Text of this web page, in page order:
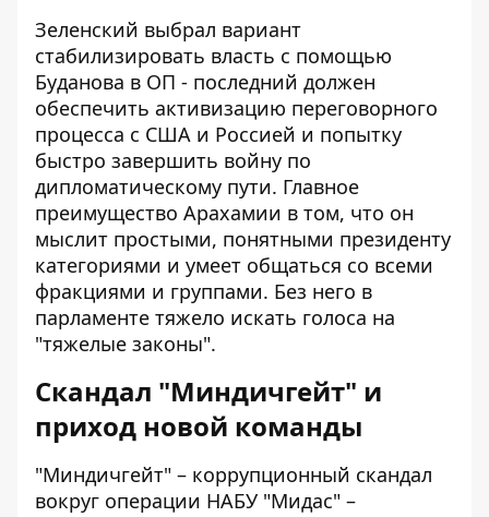
Зеленский выбрал вариант
стабилизировать власть с помощью
Буданова в ОП - последний должен
обеспечить активизацию переговорного
процесса с США и Россией и попытку
быстро завершить войну по
дипломатическому пути. Главное
преимущество Арахамии в том, что он
мыслит простыми, понятными президенту
категориями и умеет общаться со всеми
фракциями и группами. Без него в
парламенте тяжело искать голоса на
"тяжелые законы".
Скандал "Миндичгейт" и
приход новой команды
"Миндичгейт" – коррупционный скандал
вокруг операции НАБУ "Мидас" –